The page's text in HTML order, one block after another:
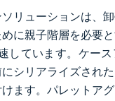
リューションは、
に親子階層を必要
しています。ケー
シリアライズされ
ます。パレットア